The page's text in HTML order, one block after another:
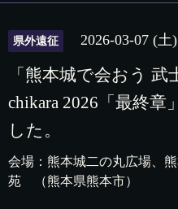
県外遠征 2026-03-07 (土)
「熊本城で会おう 武
chikara 2026「最終
した。
会場：熊本城二の丸広場、
苑 （熊本県熊本市）